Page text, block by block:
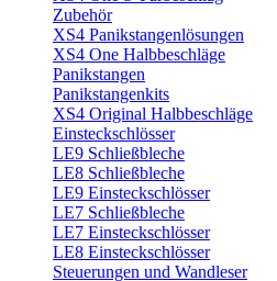
Zubehör
XS4 Panikstangenlösungen
XS4 One Halbbeschläge
Panikstangen
Panikstangenkits
XS4 Original Halbbeschläge
Einsteckschlösser
LE9 Schließbleche
LE8 Schließbleche
LE9 Einsteckschlösser
LE7 Schließbleche
LE7 Einsteckschlösser
LE8 Einsteckschlösser
Steuerungen und Wandleser